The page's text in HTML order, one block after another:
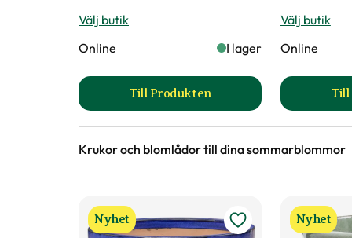
Välj butik
Online
I lager
Till Produkten
till Pelargonjord produktsida
Välj butik
Online
Till
Krukor och blomlådor till dina sommarblommor
Nyhet Nyhet